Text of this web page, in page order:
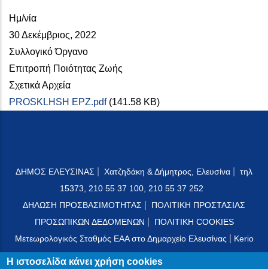
Ημ/νία
30 Δεκέμβριος, 2022
Συλλογικό Όργανο
Επιτροπή Ποιότητας Ζωής
Σχετικά Αρχεία
PROSKLHSH EPZ.pdf (141.58 KB)
ΔΗΜΟΣ ΕΛΕΥΣΙΝΑΣ Χατζηδάκη & Δήμητρος, Ελευσίνα
τηλ
15373, 210 55 37 100, 210 55 37 252
ΔΗΛΩΣΗ ΠΡΟΣΒΑΣΙΜΟΤΗΤΑΣ
ΠΟΛΙΤΙΚΗ ΠΡΟΣΤΑΣΙΑΣ
ΠΡΟΣΩΠΙΚΩΝ ΔΕΔΟΜΕΝΩΝ
ΠΟΛΙΤΙΚΗ COOKIES
Μετεωρολογικός Σταθμός ΕΑΑ στο Δημαρχείο Ελευσίνας
Kerio
Mail Server
Η ιστοσελίδα κάνει χρήση cookies